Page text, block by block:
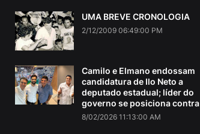
UMA BREVE CRONOLOGIA
2/12/2009 06:49:00 PM
Camilo e Elmano endossam
candidatura de Ilo Neto a
deputado estadual; líder do
governo se posiciona contra
8/02/2026 11:13:00 AM